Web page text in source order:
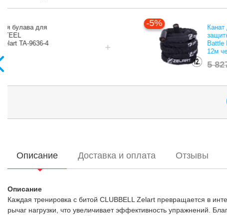
Бита стальная булава для
кроссфита STEEL
CLUBBELL Zelart TA-9636-4
Описание
Описание
Каждая тренировка с битой CLUBBELL Zelart превращается в
рычаг нагрузки, что увеличивает эффективность упражнений.
Доставка и оплата Отзывы